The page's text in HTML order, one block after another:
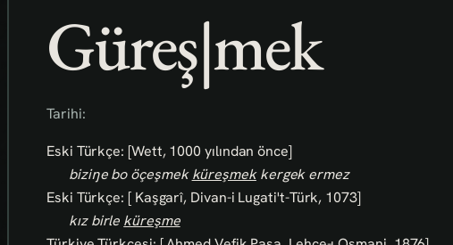
Güreş|mek
Tarihi:
Eski Türkçe: [Wett, 1000 yılından önce]
biziŋe bo öçeşmekküreşmekkergek ermez
Eski Türkçe: [ Kaşgarî, Divan-i Lugati't-Türk, 1073]
kız birle küreşme